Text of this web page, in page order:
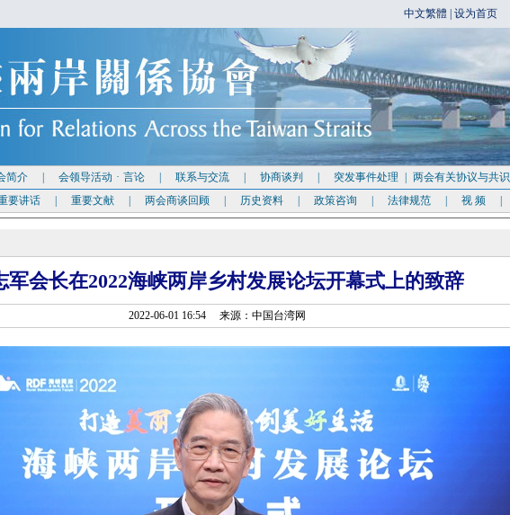
中文繁體 设为首页
简介 会领导活动 · 言论 联系与交流 协商谈判 突发事件处理 两会有关协议与共识
要讲话 重要文献 两会商谈回顾 历史资料 政策咨询 法律规范 视 频
军会长在2022海峡两岸乡村发展论坛开幕式上的致辞
2022-06-01 16:54 来源：中国台湾网